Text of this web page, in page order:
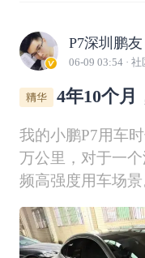
P7深圳鹏
06-09 03:54 ·
4年10个月
我的小鹏P7用车
万公里，对于一
频高强度用车场
年三千度免费电
千度电。另外，
耗、保养记录、